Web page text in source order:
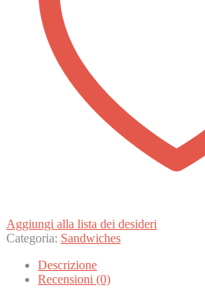
Aggiungi alla lista dei desideri
Categoria: Sandwiches
Descrizione
Recensioni (0)